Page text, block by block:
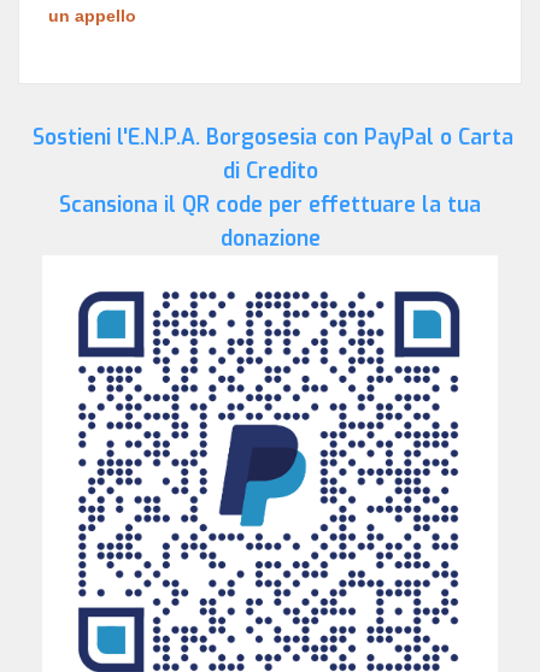
un appello
Sostieni l'E.N.P.A. Borgosesia con PayPal o Carta
di Credito
Scansiona il QR code per effettuare la tua
donazione